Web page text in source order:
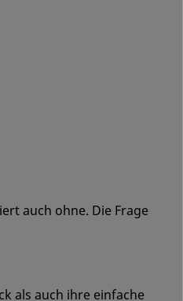
auch ohne. Die Frage
als auch ihre einfache